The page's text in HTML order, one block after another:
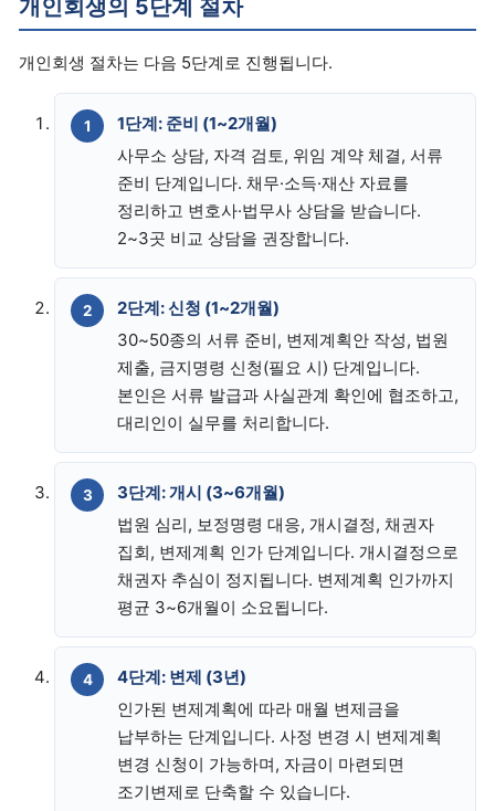
개인회생의 5단계 절차
개인회생 절차는 다음 5단계로 진행됩니다.
1단계: 준비 (1~2개월)
사무소 상담, 자격 검토, 위임 계약 체결, 서류
준비 단계입니다. 채무·소득·재산 자료를
정리하고 변호사·법무사 상담을 받습니다.
2~3곳 비교 상담을 권장합니다.
2단계: 신청 (1~2개월)
30~50종의 서류 준비, 변제계획안 작성, 법원
제출, 금지명령 신청(필요 시) 단계입니다.
본인은 서류 발급과 사실관계 확인에 협조하고,
대리인이 실무를 처리합니다.
3단계: 개시 (3~6개월)
법원 심리, 보정명령 대응, 개시결정, 채권자
집회, 변제계획 인가 단계입니다. 개시결정으로
채권자 추심이 정지됩니다. 변제계획 인가까지
평균 3~6개월이 소요됩니다.
4단계: 변제 (3년)
인가된 변제계획에 따라 매월 변제금을
납부하는 단계입니다. 사정 변경 시 변제계획
변경 신청이 가능하며, 자금이 마련되면
조기변제로 단축할 수 있습니다.